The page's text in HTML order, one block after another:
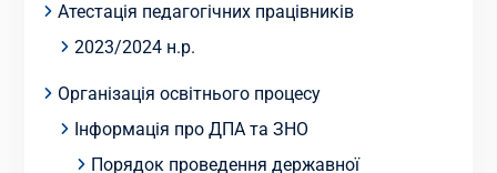
Атестація педагогічних працівників
2023/2024 н.р.
Організація освітнього процесу
Інформація про ДПА та ЗНО
Порядок проведення державної